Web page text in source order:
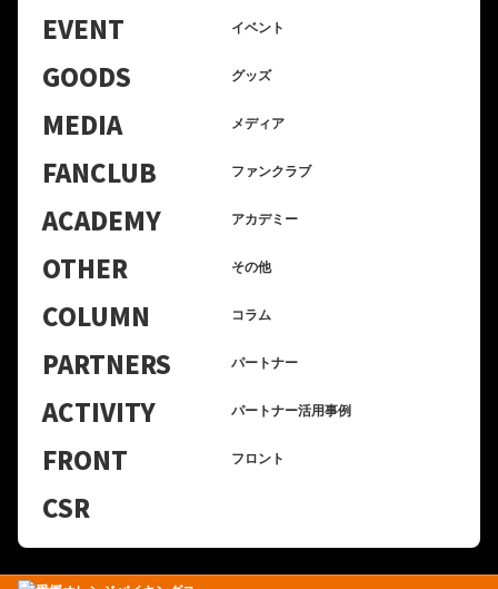
EVENT イベント
GOODS グッズ
MEDIA メディア
FANCLUB ファンクラブ
ACADEMY アカデミー
OTHER その他
COLUMN コラム
PARTNERS パートナー
ACTIVITY パートナー活用事例
FRONT フロント
CSR